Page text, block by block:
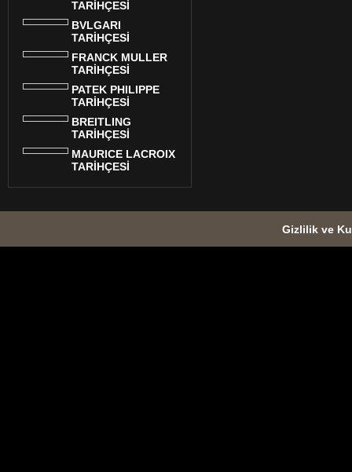
TARİHÇESİ
BVLGARI
TARİHÇESİ
FRANCK MULLER
TARİHÇESİ
PATEK PHILIPPE
TARİHÇESİ
BREITLING
TARİHÇESİ
MAURICE LACROIX
TARİHÇESİ
Gizlilik ve